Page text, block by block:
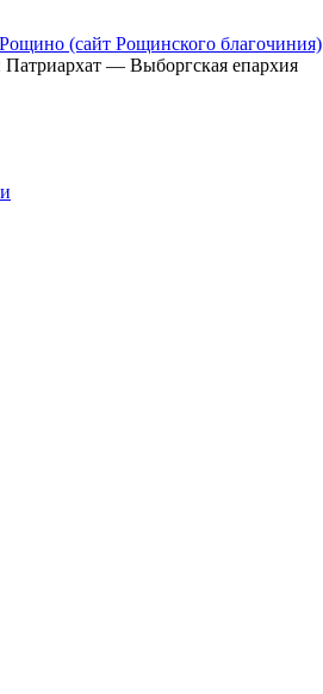
Рощино (сайт Рощинского благочиния)
— Выборгская епархия